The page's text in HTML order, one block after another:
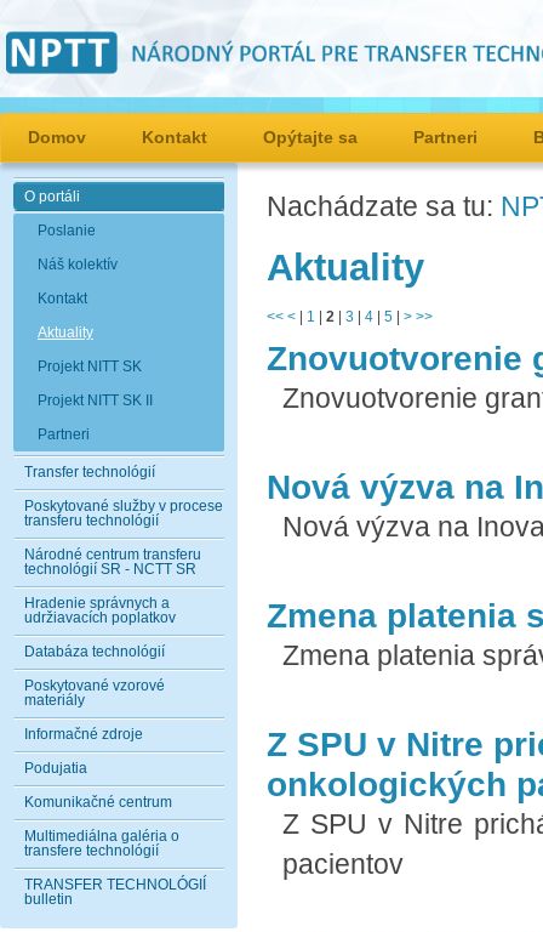
Domov Kontakt Opýtajte sa Partneri
O portáli
Poslanie
Náš kolektív
Kontakt
Aktuality
Projekt NITT SK
Projekt NITT SK II
Partneri
Transfer technológií
Poskytované služby v procese
transferu technológií
Národné centrum transferu
technológií SR - NCTT SR
Hradenie správnych a
udržiavacích poplatkov
Databáza technológií
Poskytované vzorové
materiály
Informačné zdroje
Podujatia
Komunikačné centrum
Multimediálna galéria o
transfere technológií
TRANSFER TECHNOLÓGIÍ
bulletin
Nachádzate sa tu:
Aktuality
<< < 1 2 3 4 5 > >>
Znovuotvorenie
Znovuotvorenie
Nová výzva na
Nová výzva na
Zmena platenia
Zmena platenia
Z SPU v Nitre
onkologických
Z SPU v Nitre
pacientov